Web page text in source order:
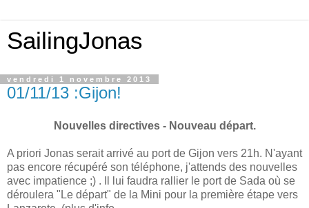
SailingJonas
vendredi 1 novembre 2013
01/11/13 :Gijon!
Nouvelles directives - Nouveau départ.
A priori Jonas serait arrivé au port de Gijon vers 21h. N'ayant
pas encore récupéré son téléphone, j'attends des nouvelles
avec impatience ;) . Il lui faudra rallier le port de Sada où se
déroulera "Le départ" de la Mini pour la première étape vers